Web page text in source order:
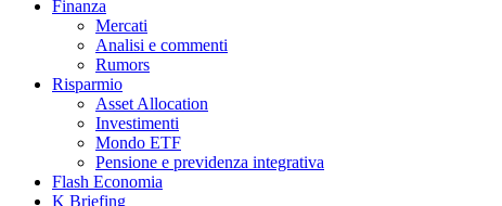
Finanza
Mercati
Analisi e commenti
Rumors
Risparmio
Asset Allocation
Investimenti
Mondo ETF
Pensione e previdenza integrativa
Flash Economia
K Briefing